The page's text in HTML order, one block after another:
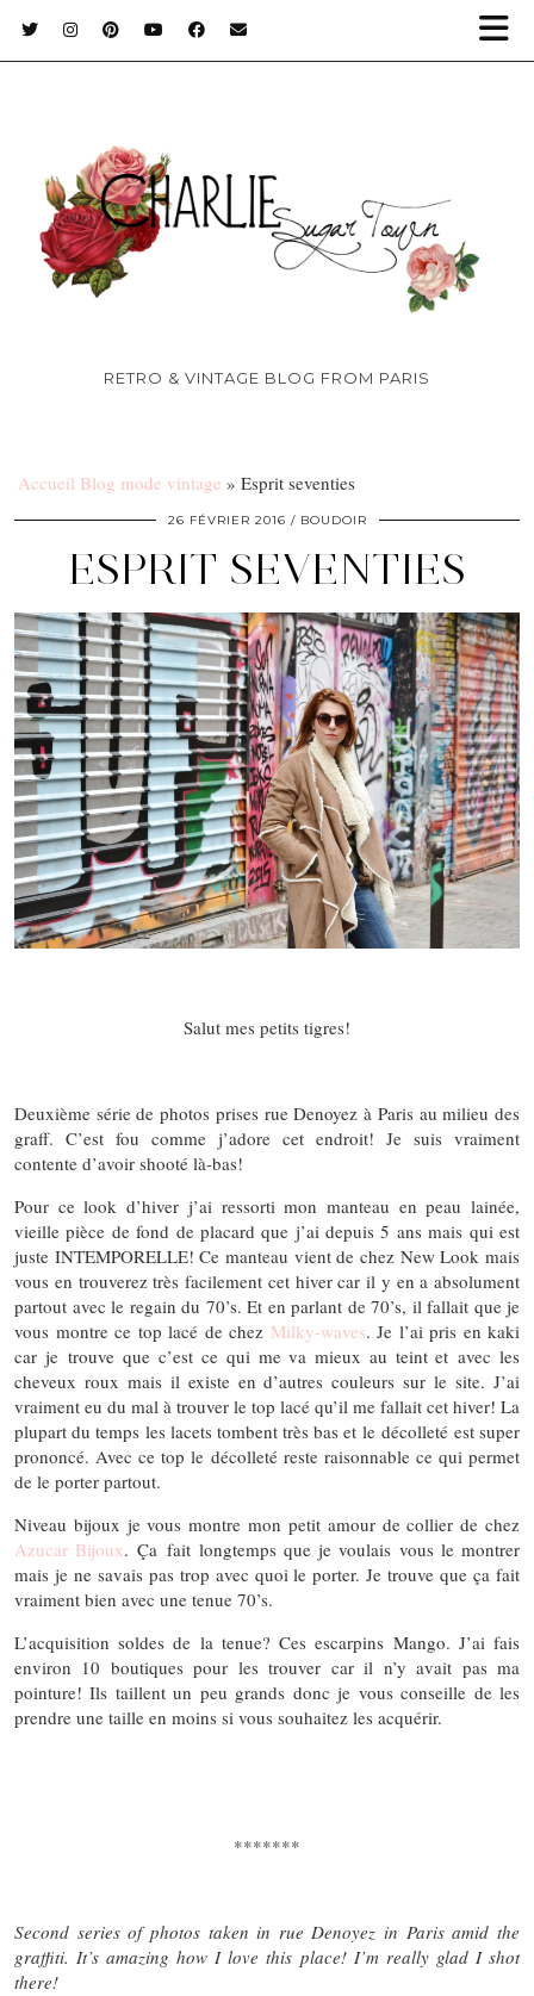
RETRO & VINTAGE BLOG FROM PARIS
Accueil Blog mode vintage » Esprit seventies
26 FÉVRIER 2016 BOUDOIR
ESPRIT SEVENTIES
Salut mes petits tigres!
Deuxième série de photos prises rue Denoyez à Paris au milieu des
graff. C’est fou comme j’adore cet endroit! Je suis vraiment
contente d’avoir shooté là-bas!
Pour ce look d’hiver j’ai ressorti mon manteau en peau lainée,
vieille pièce de fond de placard que j’ai depuis 5 ans mais qui est
juste INTEMPORELLE! Ce manteau vient de chez New Look mais
vous en trouverez très facilement cet hiver car il y en a absolument
partout avec le regain du 70’s. Et en parlant de 70’s, il fallait que je
vous montre ce top lacé de chez Milky-waves. Je l’ai pris en kaki
car je trouve que c’est ce qui me va mieux au teint et avec les
cheveux roux mais il existe en d’autres couleurs sur le site. J’ai
vraiment eu du mal à trouver le top lacé qu’il me fallait cet hiver! La
plupart du temps les lacets tombent très bas et le décolleté est super
prononcé. Avec ce top le décolleté reste raisonnable ce qui permet
de le porter partout.
Niveau bijoux je vous montre mon petit amour de collier de chez
Azucar Bijoux. Ça fait longtemps que je voulais vous le montrer
mais je ne savais pas trop avec quoi le porter. Je trouve que ça fait
vraiment bien avec une tenue 70’s.
L’acquisition soldes de la tenue? Ces escarpins Mango. J’ai fais
environ 10 boutiques pour les trouver car il n’y avait pas ma
pointure! Ils taillent un peu grands donc je vous conseille de les
prendre une taille en moins si vous souhaitez les acquérir.
*******
Second series of photos taken in rue Denoyez in Paris amid the
graffiti. It’s amazing how I love this place! I’m really glad I shot
there!